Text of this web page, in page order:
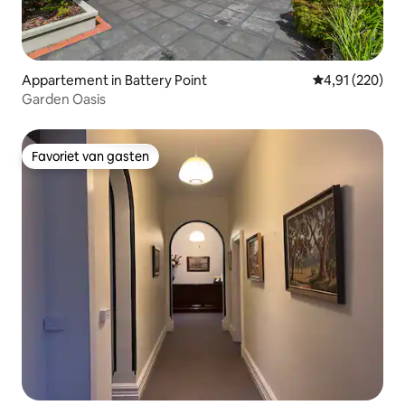
Appartement in Battery Point Gemiddelde
4,91 (220)
Garden Oasis
Favoriet van gasten
Favoriet van gasten